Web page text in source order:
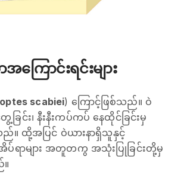
အကြောင်းရင်းများ
scabiei) ကြောင့်ဖြစ်သည်။ ဝဲ
ြင်း၊ နီးနီးကပ်ကပ် နေထိုင်ခြင်းမှ
ထို့အပြင် ဝဲယားနာရှိသူနှင့်
အိပ်ရာများ အတူတကွ အသုံးပြုခြင်းတို့မှ